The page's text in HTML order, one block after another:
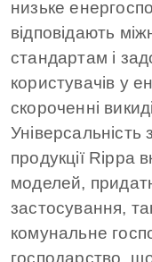
низьке
відповідають
стандартам і
користувачів у
скороченні
Універсальність
продукції Rippa
моделей,
застосування,
комунальне
господарство,